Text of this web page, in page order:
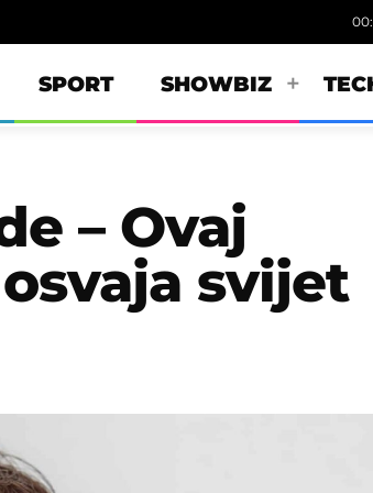
SPORT SHOWBIZ
– Ovaj
svijet